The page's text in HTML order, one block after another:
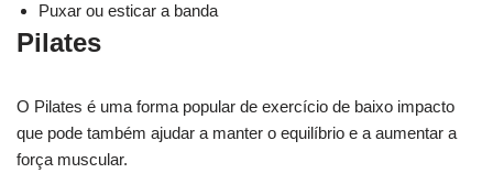
Puxar ou esticar a banda
Pilates
O Pilates é uma forma popular de exercício de baixo impacto
que pode também ajudar a manter o equilíbrio e a aumentar a
força muscular.